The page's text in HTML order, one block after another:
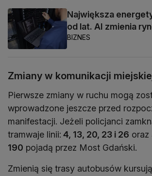
Największa
od lat. AI zmienia
BIZNES
Zmiany w komunikacji
Pierwsze zmiany w ruchu mogą
wprowadzone jeszcze przed
manifestacji. Jeżeli policjanci
tramwaje linii: 4, 13, 20, 23 i 26 oraz
190 pojadą przez Most Gdański.
Zmienią się trasy autobusów